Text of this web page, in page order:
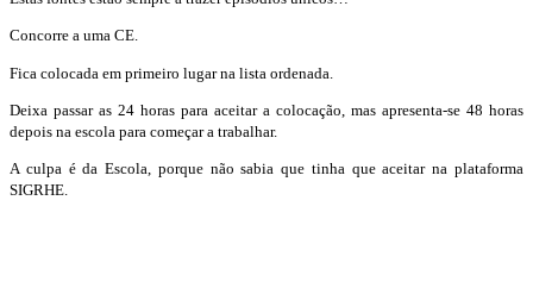
Concorre a uma CE.
Fica colocada em primeiro lugar na lista ordenada.
Deixa passar as 24 horas para aceitar a colocação, mas apresenta-se 48 horas
depois na escola para começar a trabalhar.
A culpa é da Escola, porque não sabia que tinha que aceitar na plataforma
SIGRHE.